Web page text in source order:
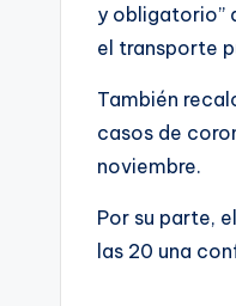
y obligatorio”
el transporte
También
casos de
noviembre.
Por su parte,
las 20 una